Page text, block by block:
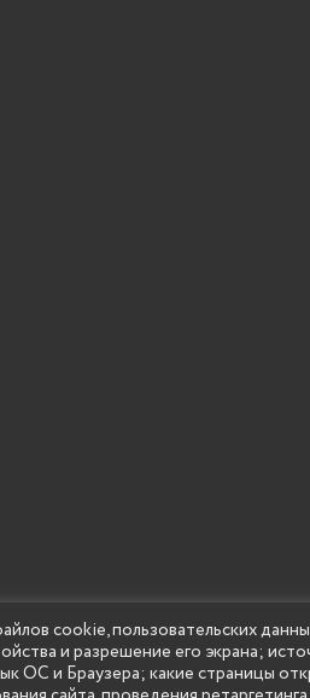
высшего образования
cookie, пользовательских
и разрешение его экрана;
ОС и Браузера; какие страницы